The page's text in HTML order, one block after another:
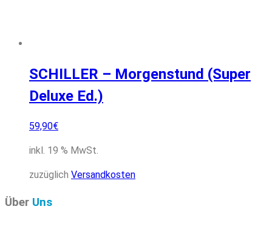
SCHILLER – Morgenstund (Super
Deluxe Ed.)
59,90€
inkl. 19 % MwSt.
zuzüglich Versandkosten
Über Uns